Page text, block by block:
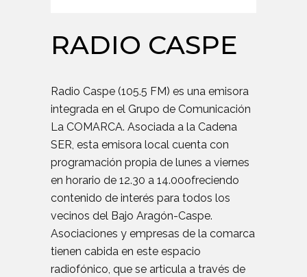
RADIO CASPE
Radio Caspe (105.5 FM) es una emisora
integrada en el Grupo de Comunicación
La COMARCA. Asociada a la Cadena
SER, esta emisora local cuenta con
programación propia de lunes a viernes
en horario de 12.30 a 14.00ofreciendo
contenido de interés para todos los
vecinos del Bajo Aragón-Caspe.
Asociaciones y empresas de la comarca
tienen cabida en este espacio
radiofónico, que se articula a través de